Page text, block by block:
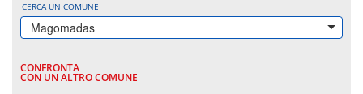
CERCA UN COMUNE
Magomadas
CONFRONTA
CON UN ALTRO COMUNE